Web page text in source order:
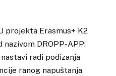
projekta Erasmus+ K2
DROPP-APP:
radi podizanja
ranog napuštanja